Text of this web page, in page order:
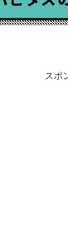
スポ